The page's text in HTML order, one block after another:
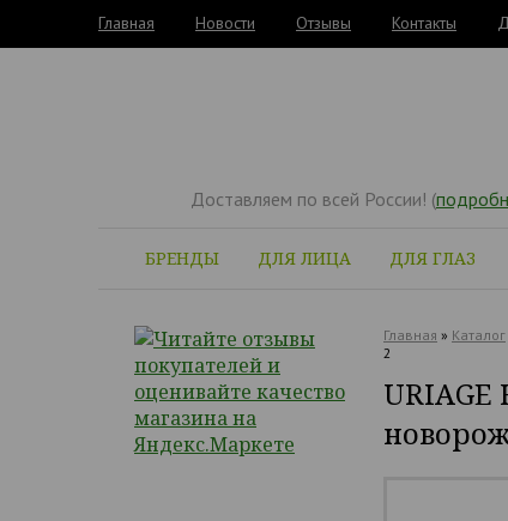
Главная Новости Отзывы Контакты
Доставляем по всей России! (
БРЕНДЫ ДЛЯ ЛИЦА ДЛЯ ГЛАЗ
Главная » Каталог
2